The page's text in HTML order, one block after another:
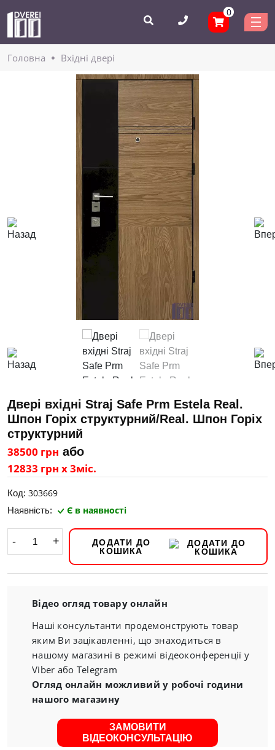
0
Головнa Вхідні двері
Двері вхідні Straj Safe Prm Estela Real.
Шпон Горіх структурний/Real. Шпон Горіх
структурний
38500 грн або
12833 грн х 3міс.
Код: 303669
Наявність: Є в наявності
- +
ДОДАТИ ДО
КОШИКА
Відео огляд товару онлайн
Наші консультанти продемонструють товар
яким Ви зацікавленні, що знаходиться в
нашому магазині в режимі відеоконференції у
Viber або Telegram
Огляд онлайн можливий у робочі години
нашого магазину
ЗАМОВИТИ
ВІДЕОКОНСУЛЬТАЦІЮ